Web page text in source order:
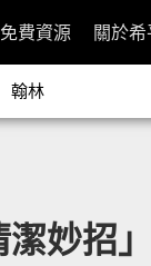
免費資源 關於希
翰林
潔妙